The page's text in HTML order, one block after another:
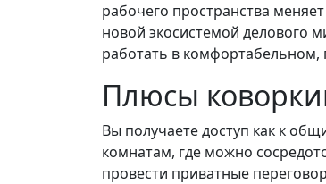
рабочего пространства
новой экосистемой делового
работать в комфортабельном,
Плюсы
Вы получаете доступ как к
комнатам, где можно
провести приватные